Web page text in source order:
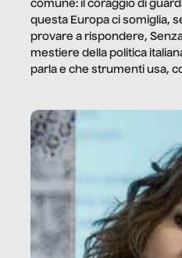
comune: il coraggio di
questa Europa ci somiglia,
provare a rispondere,
mestiere della politica
parla e che strumenti usa,